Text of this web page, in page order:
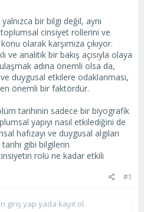
bir bilgi değil, aynı
cinsiyet rollerini ve
olarak karşımıza çıkıyor.
ve analitik bir bakış açısıyla olaya
adına önemli olsa da,
duygusal etkilere odaklanması,
önemli bir faktördür.
tarihinin sadece bir biyografik
yapıyı nasıl etkilediğini de
hafızayı ve duygusal algıları
tarihi gibi bilgilerin
rolü ne kadar etkili
#1
giriş yap yada kayıt ol.